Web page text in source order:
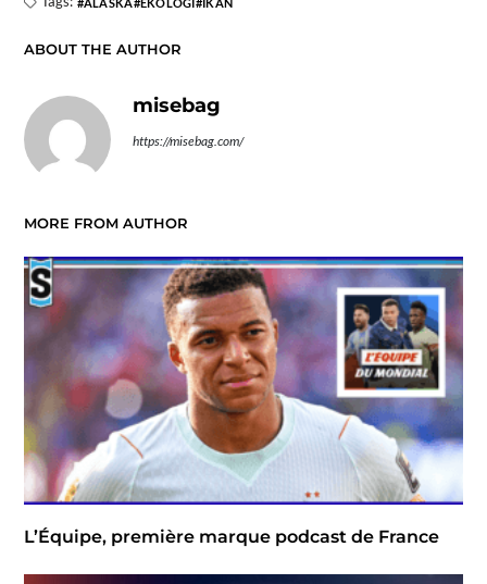
ABOUT THE AUTHOR
misebag
https://misebag.com/
MORE FROM AUTHOR
L’Équipe, première marque podcast de France